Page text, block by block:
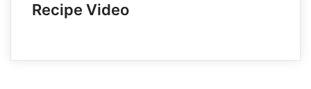
Recipe Video